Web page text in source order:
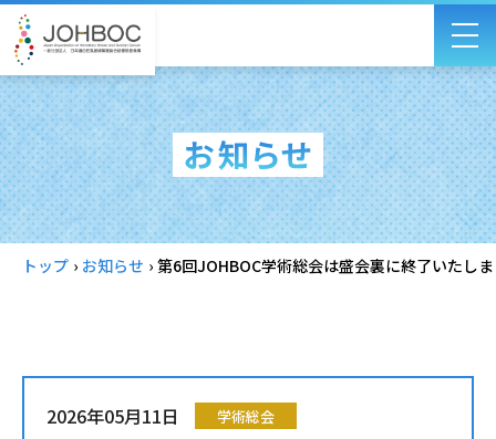
トップ › お知らせ › 第6回JOHBOC学術総会は盛会裏に終了いたし
2026年05月11日 学術総会